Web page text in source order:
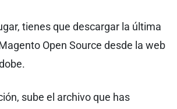
tienes que descargar la última
Open Source desde la web
sube el archivo que has